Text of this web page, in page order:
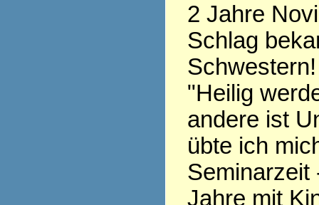
2 Jahre
Schlag
"Heilig
andere ist
übte ich
Seminarzeit
Jahre mit